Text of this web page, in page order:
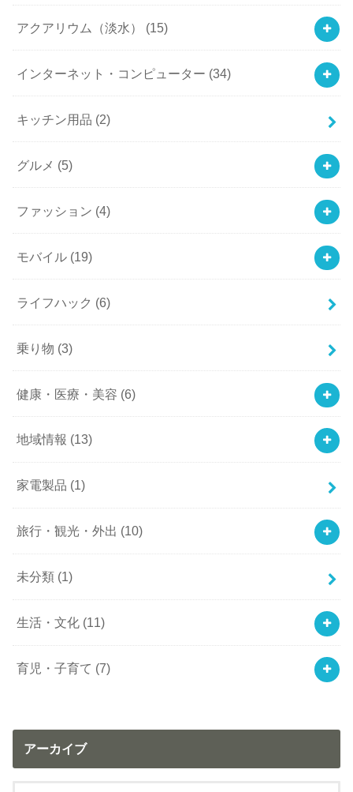
アクアリウム（淡水） (15)
インターネット・コンピューター (34)
キッチン用品 (2)
グルメ (5)
ファッション (4)
モバイル (19)
ライフハック (6)
乗り物 (3)
健康・医療・美容 (6)
地域情報 (13)
家電製品 (1)
旅行・観光・外出 (10)
未分類 (1)
生活・文化 (11)
育児・子育て (7)
アーカイブ